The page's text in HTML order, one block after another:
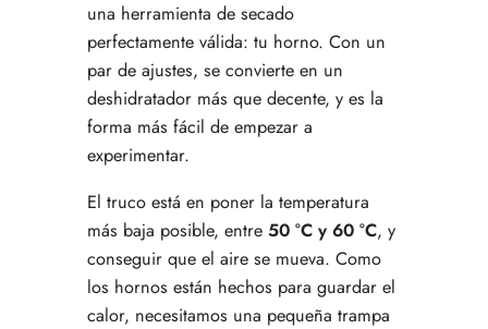
una herramienta de secado
perfectamente válida: tu horno. Con un
par de ajustes, se convierte en un
deshidratador más que decente, y es la
forma más fácil de empezar a
experimentar.
El truco está en poner la temperatura
más baja posible, entre 50 °C y 60 °C, y
conseguir que el aire se mueva. Como
los hornos están hechos para guardar el
calor, necesitamos una pequeña trampa